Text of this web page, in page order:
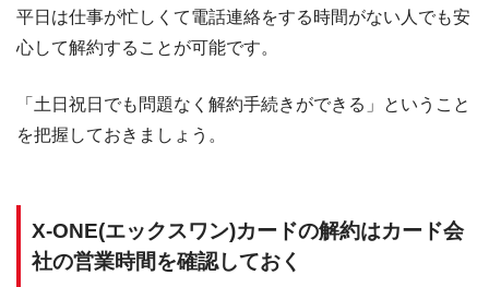
平日は仕事が忙しくて電話連絡をする時間がない人でも安
心して解約することが可能です。
「土日祝日でも問題なく解約手続きができる」ということ
を把握しておきましょう。
X-ONE(エックスワン)カードの解約はカード会
社の営業時間を確認しておく